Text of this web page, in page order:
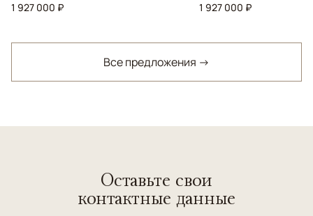
1 927 000 ₽
1 927 000 ₽
Все предложения →
Оставьте свои
контактные данные